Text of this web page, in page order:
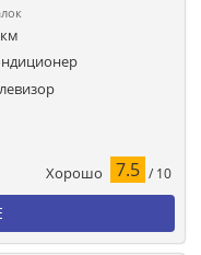
Хорошо 7.5 / 10